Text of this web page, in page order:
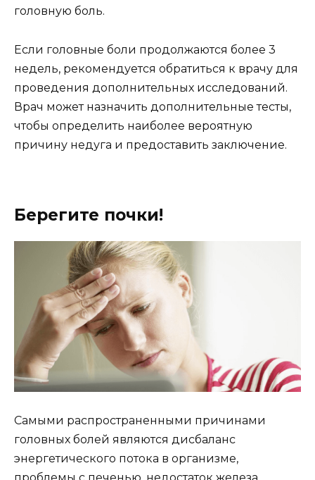
головную боль.
Если головные боли продолжаются более 3
недель, рекомендуется обратиться к врачу для
проведения дополнительных исследований.
Врач может назначить дополнительные тесты,
чтобы определить наиболее вероятную
причину недуга и предоставить заключение.
Берегите почки!
Самыми распространенными причинами
головных болей являются дисбаланс
энергетического потока в организме,